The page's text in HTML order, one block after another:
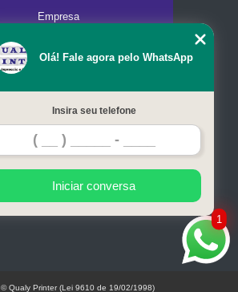
Empresa
Missão
Serviços
Contato
Mapa do site
1
Olá! Fale agora pelo WhatsApp
Insira seu telefone
Iniciar conversa
Qualy Printer (Lei 9610 de 19/02/1998)